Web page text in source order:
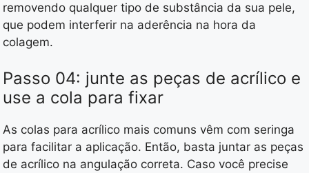
removendo qualquer tipo de substância da sua pele,
que podem interferir na aderência na hora da
colagem.
Passo 04: junte as peças de acrílico e
use a cola para fixar
As colas para acrílico mais comuns vêm com seringa
para facilitar a aplicação. Então, basta juntar as peças
de acrílico na angulação correta. Caso você precise